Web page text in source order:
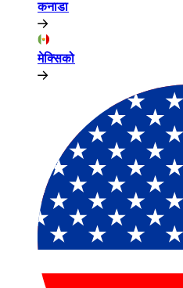
कनाडा​​
मेक्सिको​​